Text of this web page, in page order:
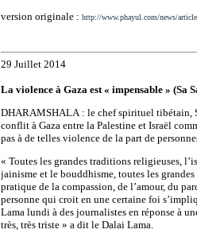
version originale : http://www.phayul.com/news/
29 Juillet 2014
La violence à Gaza est « impensable » (Sa
DHARAMSHALA : le chef spirituel tibétain,
conflit à Gaza entre la Palestine et Israël
pas à de telles violence de la part de
« Toutes les grandes traditions religieuses,
jainisme et le bouddhisme, toutes les
pratique de la compassion, de l’amour, du
personne qui croit en une certaine foi
Lama lundi à des journalistes en réponse à
très, très triste » a dit le Dalai Lama.